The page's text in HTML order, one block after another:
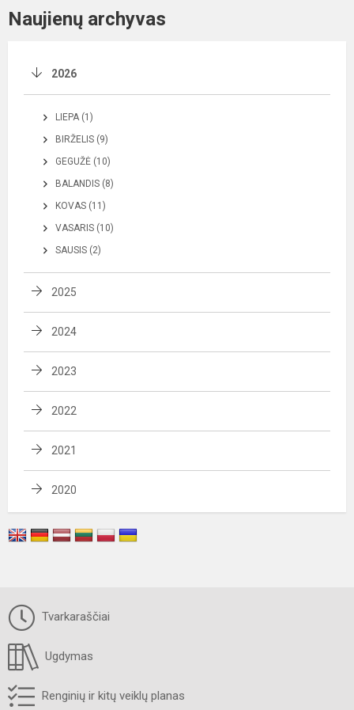
Naujienų archyvas
2026
LIEPA (1)
BIRŽELIS (9)
GEGUŽĖ (10)
BALANDIS (8)
KOVAS (11)
VASARIS (10)
SAUSIS (2)
2025
2024
2023
2022
2021
2020
Tvarkaraščiai
Ugdymas
Renginių ir kitų veiklų planas